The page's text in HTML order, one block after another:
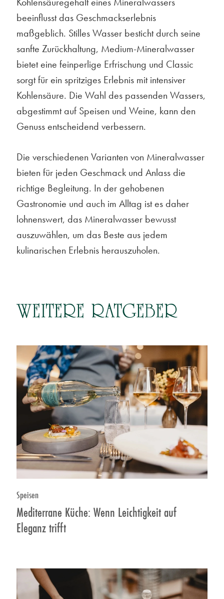
beeinflusst das Geschmackserlebnis
maßgeblich. Stilles Wasser besticht durch seine
sanfte Zurückhaltung, Medium-Mineralwasser
bietet eine feinperlige Erfrischung und Classic
sorgt für ein spritziges Erlebnis mit intensiver
Kohlensäure. Die Wahl des passenden Wassers,
abgestimmt auf Speisen und Weine, kann den
Genuss entscheidend verbessern.
Die verschiedenen Varianten von Mineralwasser
bieten für jeden Geschmack und Anlass die
richtige Begleitung. In der gehobenen
Gastronomie und auch im Alltag ist es daher
lohnenswert, das Mineralwasser bewusst
auszuwählen, um das Beste aus jedem
kulinarischen Erlebnis herauszuholen.
WEITERE RATGEBER
Speisen
Mediterrane Küche: Wenn Leichtigkeit auf
Eleganz trifft